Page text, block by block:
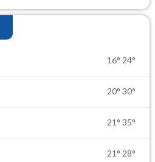
16° 24°
20° 30°
21° 35°
21° 28°